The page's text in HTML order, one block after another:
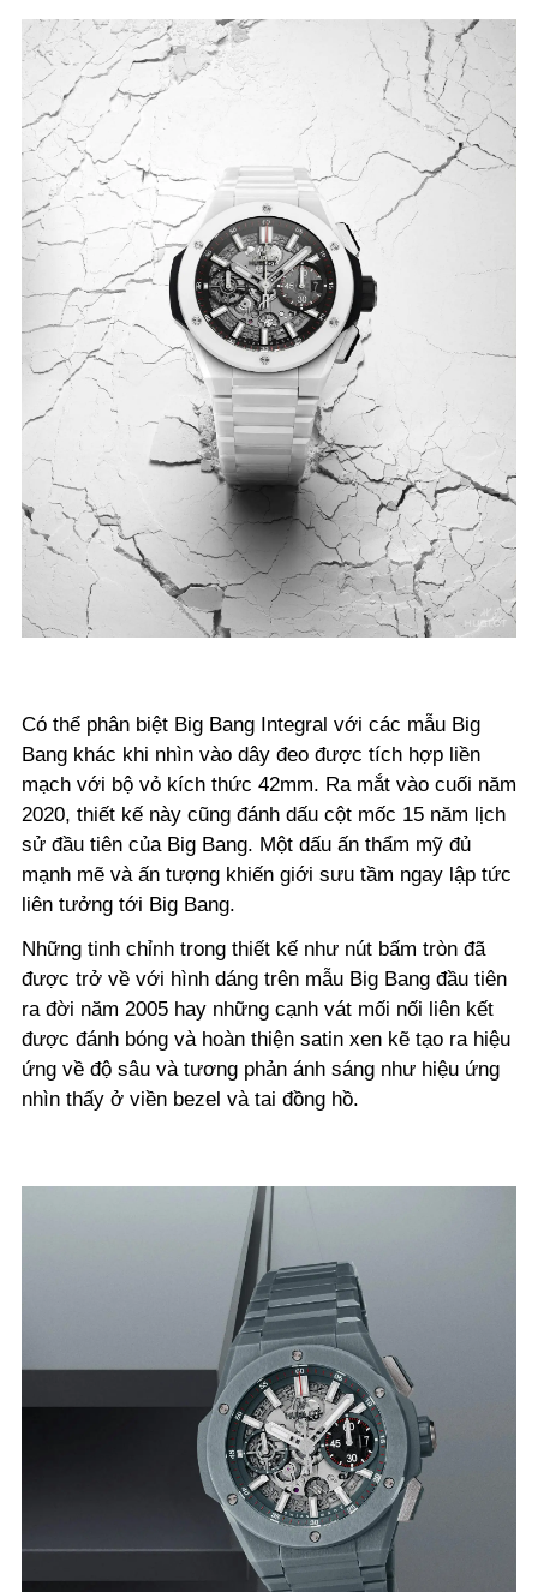
Có thể phân biệt Big Bang Integral với các mẫu Big
Bang khác khi nhìn vào dây đeo được tích hợp liền
mạch với bộ vỏ kích thức 42mm. Ra mắt vào cuối năm
2020, thiết kế này cũng đánh dấu cột mốc 15 năm lịch
sử đầu tiên của Big Bang. Một dấu ấn thẩm mỹ đủ
mạnh mẽ và ấn tượng khiến giới sưu tầm ngay lập tức
liên tưởng tới Big Bang.
Những tinh chỉnh trong thiết kế như nút bấm tròn đã
được trở về với hình dáng trên mẫu Big Bang đầu tiên
ra đời năm 2005 hay những cạnh vát mối nối liên kết
được đánh bóng và hoàn thiện satin xen kẽ tạo ra hiệu
ứng về độ sâu và tương phản ánh sáng như hiệu ứng
nhìn thấy ở viền bezel và tai đồng hồ.